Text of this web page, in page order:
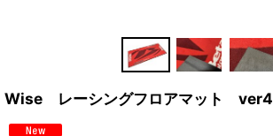
Wise レーシングフロアマット ver4